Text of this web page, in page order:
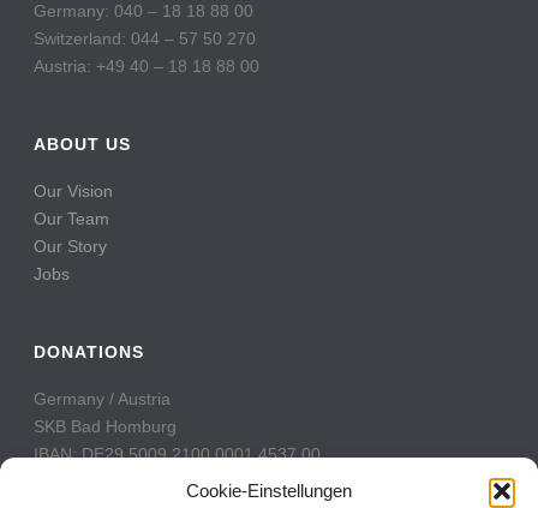
Cookie-Einstellungen
Germany: 040 – 18 18 88 00
Switzerland: 044 – 57 50 270
Austria: +49 40 – 18 18 88 00
ABOUT US
Our Vision
Our Team
Our Story
Jobs
DONATIONS
Germany / Austria
SKB Bad Homburg
IBAN: DE29 5009 2100 0001 4537 00
BIC: GENODE51BH2